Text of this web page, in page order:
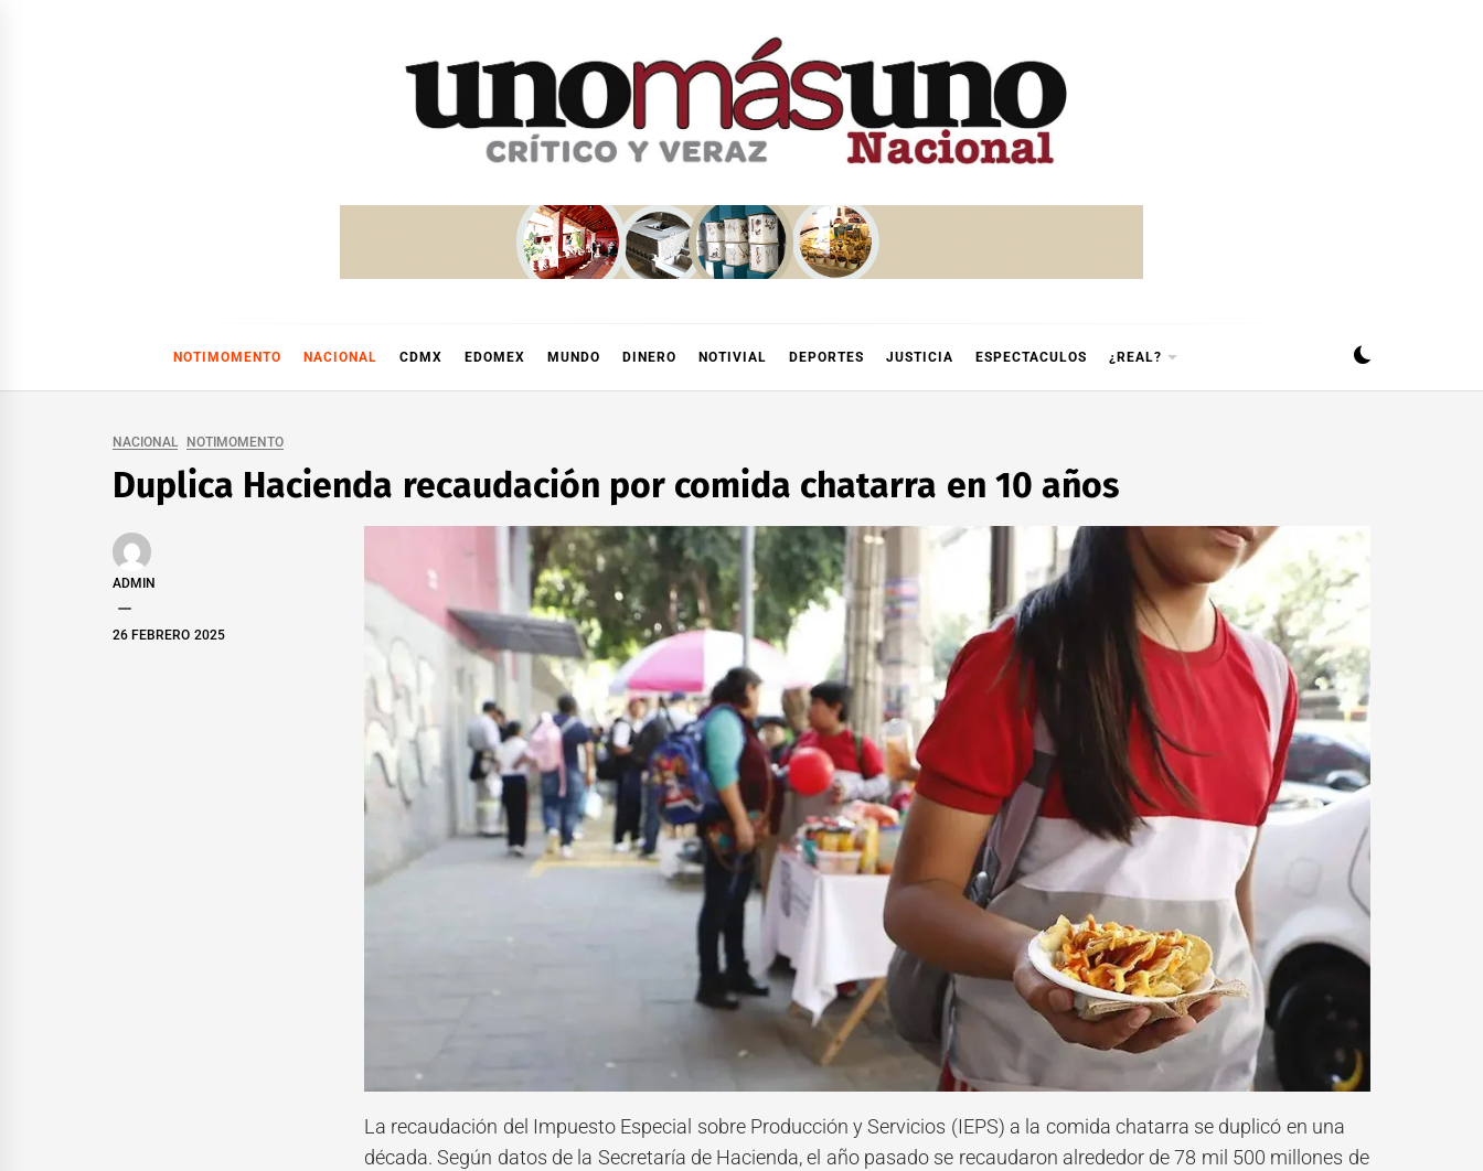
NOTIMOMENTO NACIONAL CDMX EDOMEX MUNDO DINERO NOTIVIAL DEPORTES JUSTICIA ESPECTACULOS ¿REAL?
NACIONAL NOTIMOMENTO
Duplica Hacienda recaudación por comida chatarra en 10 años
ADMIN
26 FEBRERO 2025
La recaudación del Impuesto Especial sobre Producción y Servicios (IEPS) a la comida chatarra se duplicó en una
década. Según datos de la Secretaría de Hacienda, el año pasado se recaudaron alrededor de 78 mil 500 millones de